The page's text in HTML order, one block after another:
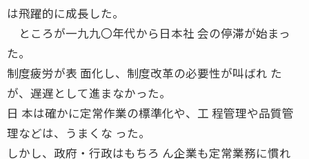
は飛躍的に成長した。
ところが一九九〇年代から日本社 会の停滞が始まっ
た。
制度疲労が表 面化し、制度改革の必要性が叫ばれ た
が、遅遅として進まなかった。
日 本は確かに定常作業の標準化や、工 程管理や品質管
理などは、うまくな った。
しかし、政府・行政はもちろ ん企業も定常業務に慣れ